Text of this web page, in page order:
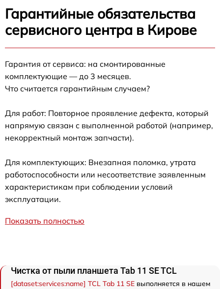
Гарантийные обязательства
сервисного центра в Кирове
Гарантия от сервиса: на смонтированные
комплектующие — до 3 месяцев.
Что считается гарантийным случаем?
Для работ: Повторное проявление дефекта, который
напрямую связан с выполненной работой (например,
некорректный монтаж запчасти).
Для комплектующих: Внезапная поломка, утрата
работоспособности или несоответствие заявленным
характеристикам при соблюдении условий
эксплуатации.
Показать полностью
Чистка от пыли планшета Tab 11 SE TCL
[dataset:services:name] TCL Tab 11 SE выполняется в нашем